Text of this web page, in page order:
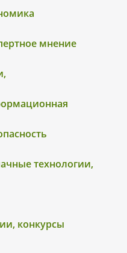
мнение
технологии,
конкурсы